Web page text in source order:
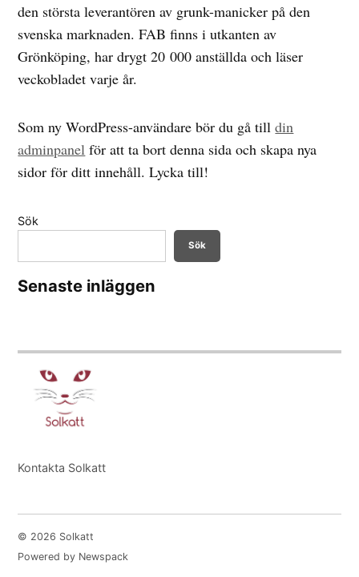
den största leverantören av grunk-manicker på den
svenska marknaden. FAB finns i utkanten av
Grönköping, har drygt 20 000 anställda och läser
veckobladet varje år.
Som ny WordPress-användare bör du gå tilldin
adminpanel för att ta bort denna sida och skapa nya
sidor för ditt innehåll. Lycka till!
Sök
Sök
Senaste inläggen
Kontakta Solkatt
© 2026 Solkatt
Powered by Newspack